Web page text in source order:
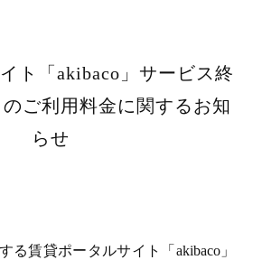
ト「akibaco」サービス終
ご利用料金に関するお知
らせ
る賃貸ポータルサイト「akibaco」